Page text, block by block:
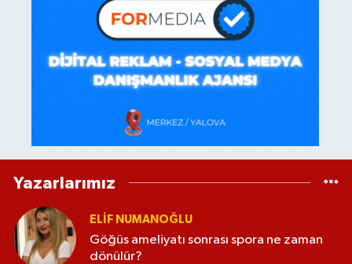
Yazarlarımız
ELİF NUMANOĞLU
Göğüs ameliyatı sonrası spora ne zaman
dönülür?